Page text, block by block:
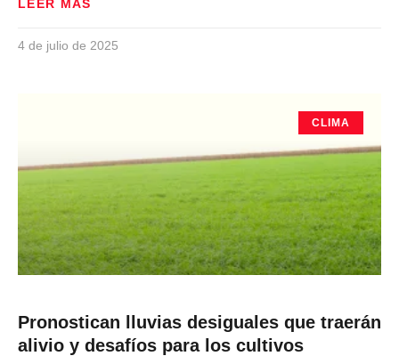
LEER MÁS
4 de julio de 2025
CLIMA
Pronostican lluvias desiguales que traerán
alivio y desafíos para los cultivos